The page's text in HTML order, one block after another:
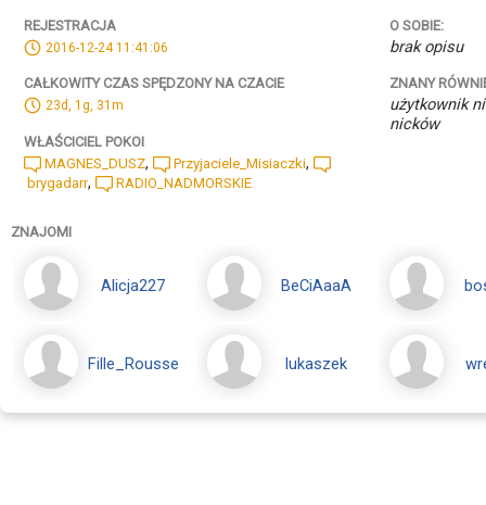
REJESTRACJA
2016-12-24 11:41:06
CAŁKOWITY CZAS SPĘDZONY NA CZACIE
23d, 1g, 31m
WŁAŚCICIEL POKOI
MAGNES_DUSZ, Przyjaciele_Misiaczki,
brygadarr, RADIO_NADMORSKIE
O SOBIE:
brak opisu
ZNANY
użytkownik
nicków
ZNAJOMI
Alicja227 BeCiAaaA
Fille_Rousse lukaszek